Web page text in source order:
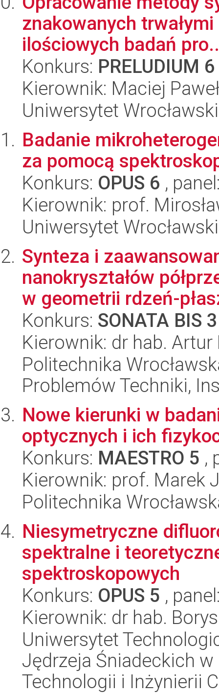
znakowanych
ilościowych badań
Konkurs: PRELUDIUM 6
Kierownik: Maciej
Uniwersytet
Badanie
za pomocą
Konkurs: OPUS 6 ,
Kierownik: prof.
Uniwersytet
Synteza i
nanokryształów
w geometrii rdzeń-
Konkurs: SONATA BIS 3
Kierownik: dr hab.
Politechnika
Problemów Techniki,
Nowe kierunki w
optycznych i ich
Konkurs: MAESTRO 5 ,
Kierownik: prof. Marek
Politechnika
Niesymetryczne
spektralne i
spektroskopowych
Konkurs: OPUS 5 ,
Kierownik: dr hab.
Uniwersytet
Jędrzeja Śniadeckich w
Technologii i Inżynierii